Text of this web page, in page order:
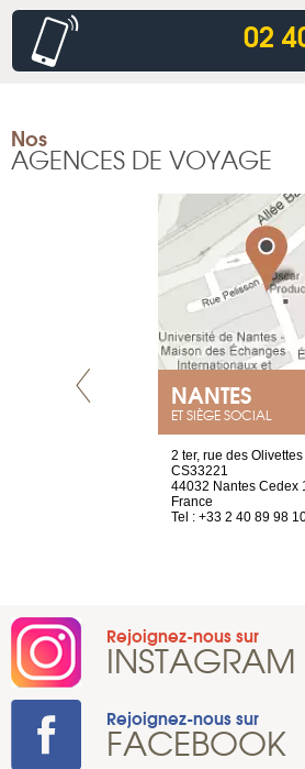
02
Nos
AGENCES DE VOYAGE
NANTES
ET SIÈGE SOCIAL
2 ter, rue des Olivettes
CS33221
44032 Nantes Cedex
France
Tel : +33 2 40 89 98
Rejoignez-nous sur
INSTAGRAM
Rejoignez-nous sur
FACEBOOK